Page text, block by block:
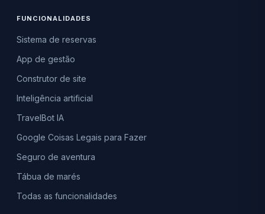
FUNCIONALIDADES
Sistema de reservas
App de gestão
Construtor de site
Inteligência artificial
TravelBot IA
Google Coisas Legais para Fazer
Seguro de aventura
Tábua de marés
Todas as funcionalidades